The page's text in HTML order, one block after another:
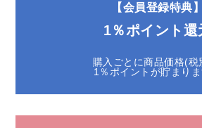
【会員登録特典】
1％ポイント還
購入ごとに商品価格(税
1％ポイントが貯まりま